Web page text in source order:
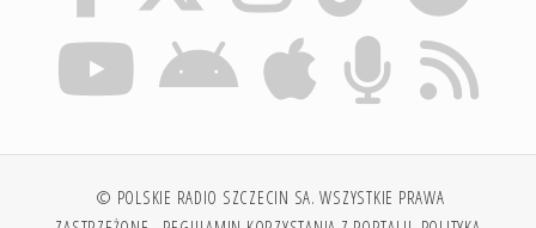
© POLSKIE RADIO SZCZECIN SA. WSZYSTKIE PRAWA